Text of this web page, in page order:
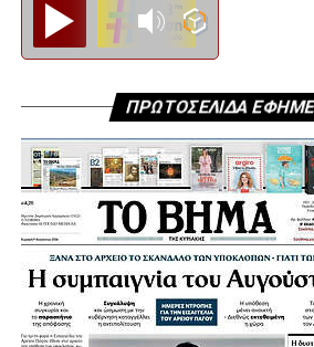
ΠΡΩΤΟΣΕΛΙΔΑ